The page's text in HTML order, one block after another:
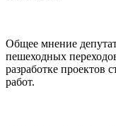
Общее мнение
пешеходных
разработке проектов
работ.